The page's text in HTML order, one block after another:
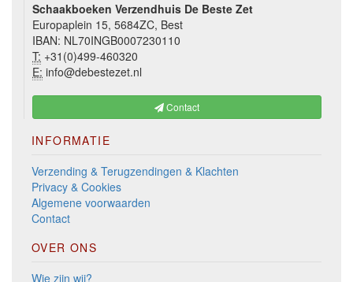
Schaakboeken Verzendhuis De Beste Zet
Europaplein 15, 5684ZC, Best
IBAN: NL70INGB0007230110
T: +31(0)499-460320
E: info@debestezet.nl
Contact
INFORMATIE
Verzending & Terugzendingen & Klachten
Privacy & Cookies
Algemene voorwaarden
Contact
OVER ONS
Wie zijn wij?